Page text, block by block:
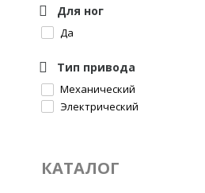
Для ног
Да
Тип привода
Механический
Электрический
КАТАЛОГ